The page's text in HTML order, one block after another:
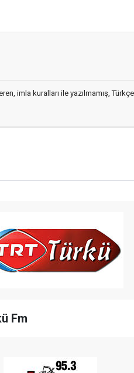
imla kuralları ile yazılmamış,
Fm